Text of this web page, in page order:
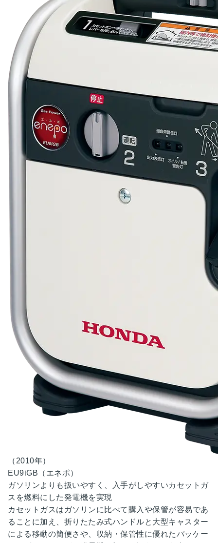
（2010年）
EU9iGB （エネポ）
ガソリンよりも扱いやすく、
入手がしやすいカセットガ
スを燃料にした発電機を実現
カセットガスはガソリンに比べて購入や保管が容易であ
ることに加え、折りたたみ式ハンドルと大型キャスター
による移動の簡便さや、収納・保管性に優れたパッケー